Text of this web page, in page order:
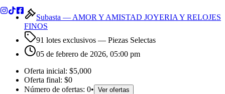
Subasta — AMOR Y AMISTAD JOYERIA Y RELOJES
FINOS
91 lotes exclusivos — Piezas Selectas
05 de febrero de 2026, 05:00 pm
Oferta inicial: $5,000
Oferta final: $0
Número de ofertas: 0• Ver ofertas